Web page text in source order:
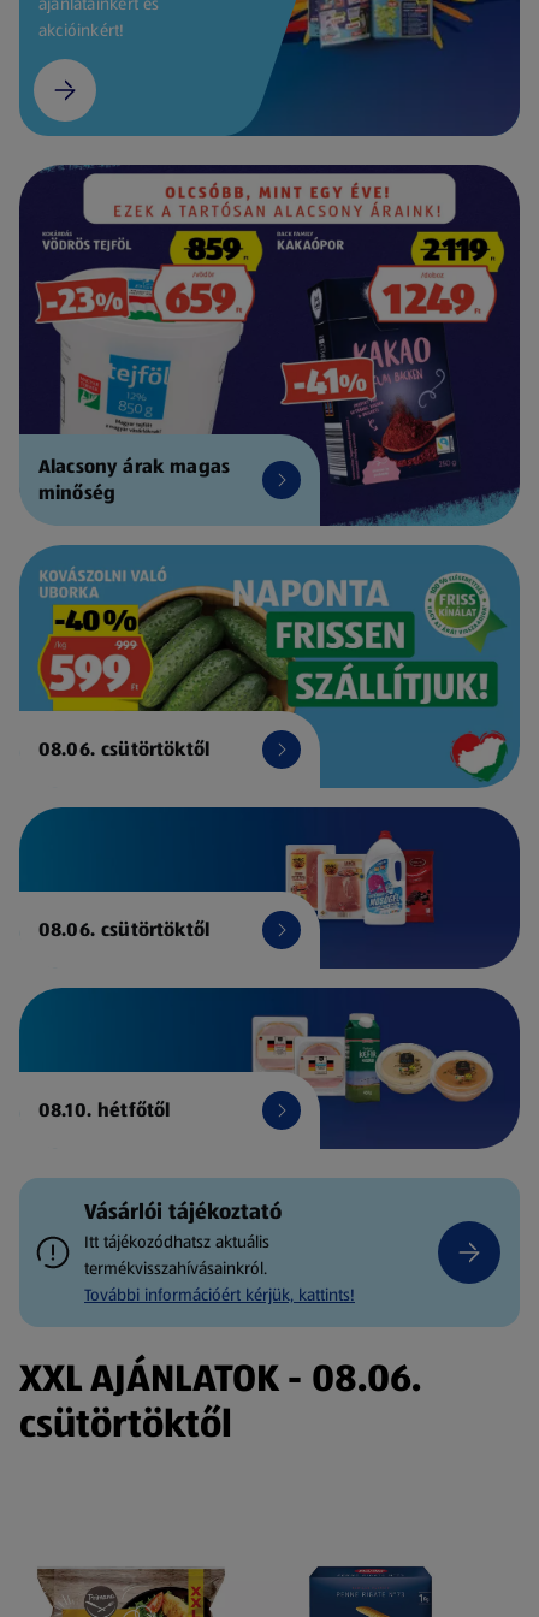
akcióinkért!
Alacsony árak magas
minőség
08.06. csütörtöktől
08.06. csütörtöktől
08.10. hétfőtől
Vásárlói tájékoztató
Itt tájékozódhatsz aktuális
termékvisszahívásainkról.
További információért kérjük, kattints!
XXL AJÁNLATOK - 08.06.
csütörtöktől